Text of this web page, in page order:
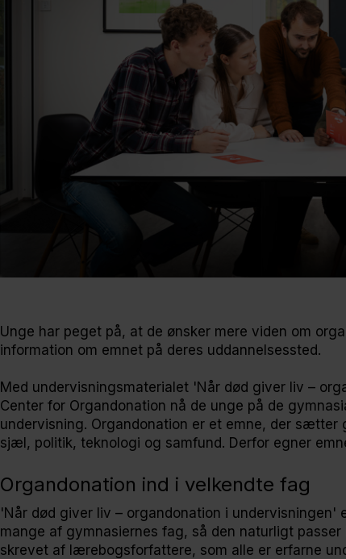
Unge har peget på, at de ønsker mere viden om
information om emnet på deres uddannelsessted.
Med undervisningsmaterialet 'Når død giver liv –
Center for Organdonation nå de unge på de
undervisning. Organdonation er et emne, der sætter
sjæl, politik, teknologi og samfund. Derfor egner
Organdonation ind i velkendte fag
'Når død giver liv – organdonation i
mange af gymnasiernes fag, så den naturligt
skrevet af lærebogsforfattere, som alle er erfarne